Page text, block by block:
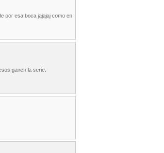
por esa boca jajajaj como en
ganen la serie.